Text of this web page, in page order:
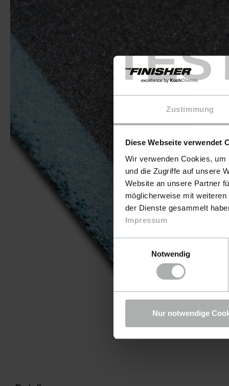
Zustimmung
Diese Webseite verwendet
Wir verwenden Cookies,
und die Zugriffe auf unsere
Website an unsere Partner
möglicherweise mit
der Dienste gesammelt
Impressum
Notwendig
Nur notwendige